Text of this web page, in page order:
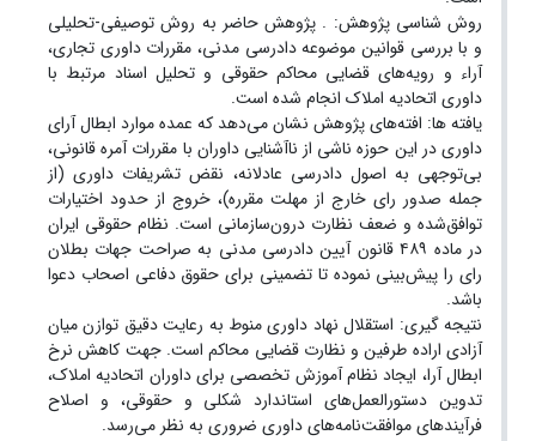
روش شناسی پژوهش: . پژوهش حاضر به روش توصیفی-تحلیلی
و با بررسی قوانین موضوعه دادرسی مدنی، مقررات داوری تجاری،
آراء و رویه‌های قضایی محاکم حقوقی و تحلیل اسناد مرتبط با
داوری اتحادیه املاک انجام شده است.
یافته ها: افته‌های پژوهش نشان می‌دهد که عمده موارد ابطال آرای
داوری در این حوزه ناشی از ناآشنایی داوران با مقررات آمره قانونی،
بی‌توجهی به اصول دادرسی عادلانه، نقض تشریفات داوری (از
جمله صدور رای خارج از مهلت مقرره)، خروج از حدود اختیارات
توافق‌شده و ضعف نظارت درون‌سازمانی است. نظام حقوقی ایران
در ماده ۴۸۹ قانون آیین دادرسی مدنی به صراحت جهات بطلان
رای را پیش‌بینی نموده تا تضمینی برای حقوق دفاعی اصحاب دعوا
باشد.
نتیجه گیری: استقلال نهاد داوری منوط به رعایت دقیق توازن میان
آزادی اراده طرفین و نظارت قضایی محاکم است. جهت کاهش نرخ
ابطال آرا، ایجاد نظام آموزش تخصصی برای داوران اتحادیه املاک،
تدوین دستورالعمل‌های استاندارد شکلی و حقوقی، و اصلاح
فرآیندهای موافقت‌نامه‌های داوری ضروری به نظر می‌رسد.